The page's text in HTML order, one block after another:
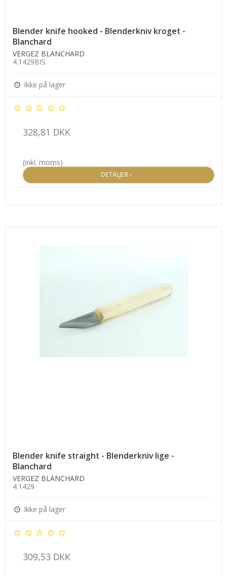
Blender knife hooked - Blenderkniv kroget -
Blanchard
VERGEZ BLANCHARD
4.1429BIS
Ikke på lager
328,81 DKK
(inkl. moms)
DETALJER ›
Blender knife straight - Blenderkniv lige -
Blanchard
VERGEZ BLANCHARD
4.1429
Ikke på lager
309,53 DKK